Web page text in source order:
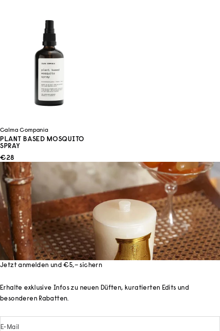
Calma Compania
PLANT BASED MOSQUITO
SPRAY
ANGEBOT
€28
Jetzt anmelden und €5,– sichern
Erhalte exklusive Infos zu neuen Düften, kuratierten Edits und
besonderen Rabatten.
E-Mail